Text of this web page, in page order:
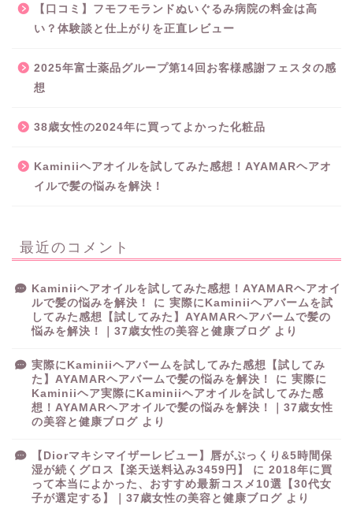
【口コミ】フモフモランドぬいぐるみ病院の料金は高
い？体験談と仕上がりを正直レビュー
2025年富士薬品グループ第14回お客様感謝フェスタの感
想
38歳女性の2024年に買ってよかった化粧品
Kaminiiヘアオイルを試してみた感想！AYAMARヘアオ
イルで髪の悩みを解決！
最近のコメント
Kaminiiヘアオイルを試してみた感想！AYAMARヘアオイ
ルで髪の悩みを解決！
に 実際にKaminiiヘアバームを試
してみた感想【試してみた】AYAMARヘアバームで髪の
悩みを解決！｜37歳女性の美容と健康ブログ より
実際にKaminiiヘアバームを試してみた感想【試してみ
た】AYAMARヘアバームで髪の悩みを解決！
に 実際に
Kaminiiヘア実際にKaminiiヘアオイルを試してみた感
想！AYAMARヘアオイルで髪の悩みを解決！｜37歳女性
の美容と健康ブログ より
【Diorマキシマイザーレビュー】唇がぷっくり&5時間保
湿が続くグロス【楽天送料込み3459円】
に 2018年に買
って本当によかった、おすすめ最新コスメ10選【30代女
子が選定する】｜37歳女性の美容と健康ブログ より